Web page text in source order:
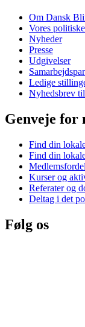
Om Dansk
Vores
Nyheder
Presse
Udgivelser
Ledige
Nyhedsbrev
Genveje for
Find din
Find din
Kurser og
Referater og
Deltag i det
Følg os